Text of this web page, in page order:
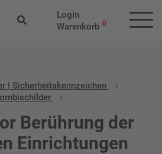
Login
Warenkorb 0
| Sicherheitskennzeichen
Berührung der
Einrichtungen